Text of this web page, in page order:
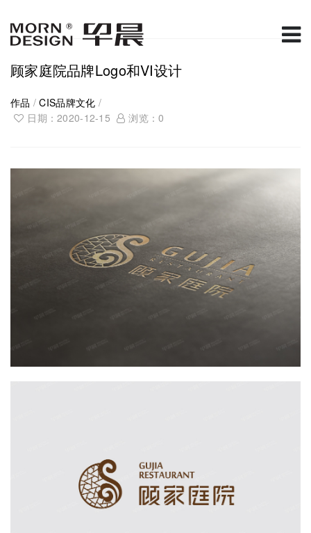
顾家庭院品牌Logo和VI设计
作品 /CIS品牌文化 /
日期：2020-12-15
浏览：0